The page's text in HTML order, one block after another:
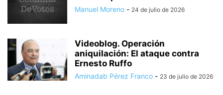
Manuel Moreno - 24 de julio de 2026
Videoblog. Operación
aniquilación: El ataque contra
Ernesto Ruffo
Aminadab Pérez Franco - 23 de julio de 2026